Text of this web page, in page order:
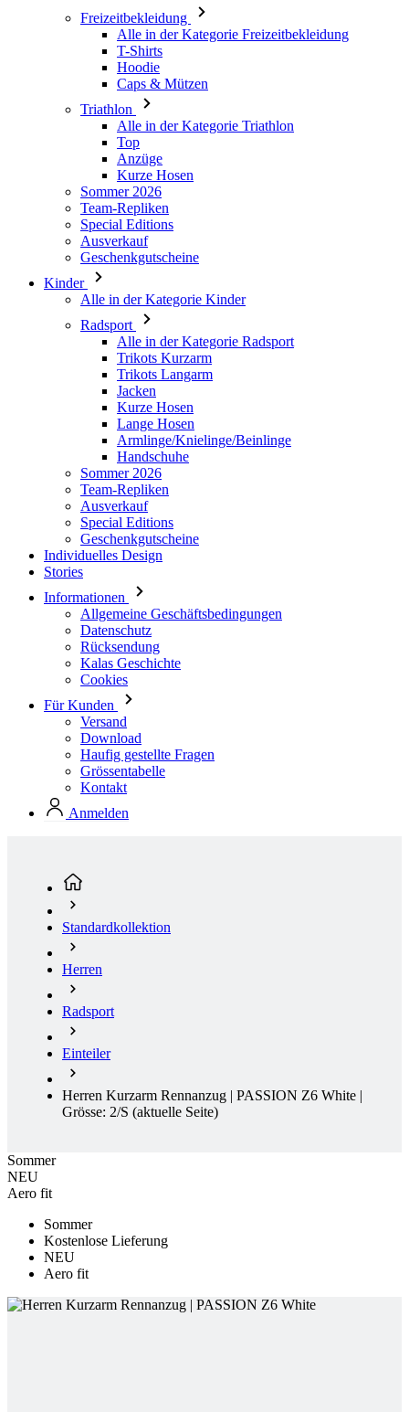
Freizeitbekleidung
Alle in der Kategorie Freizeitbekleidung
T-Shirts
Hoodie
Caps & Mützen
Triathlon
Alle in der Kategorie Triathlon
Top
Anzüge
Kurze Hosen
Sommer 2026
Team-Repliken
Special Editions
Ausverkauf
Geschenkgutscheine
Kinder
Alle in der Kategorie Kinder
Radsport
Alle in der Kategorie Radsport
Trikots Kurzarm
Trikots Langarm
Jacken
Kurze Hosen
Lange Hosen
Armlinge/Knielinge/Beinlinge
Handschuhe
Sommer 2026
Team-Repliken
Ausverkauf
Special Editions
Geschenkgutscheine
Individuelles Design
Stories
Informationen
Allgemeine Geschäftsbedingungen
Datenschutz
Rücksendung
Kalas Geschichte
Cookies
Für Kunden
Versand
Download
Haufig gestellte Fragen
Grössentabelle
Kontakt
Anmelden
Standardkollektion
Herren
Radsport
Einteiler
Herren Kurzarm Rennanzug | PASSION Z6 White |
Grösse: 2/S (aktuelle Seite)
Sommer
NEU
Aero fit
Sommer
Kostenlose Lieferung
NEU
Aero fit